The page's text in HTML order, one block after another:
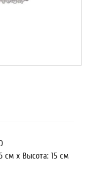
см x Высота: 15 см